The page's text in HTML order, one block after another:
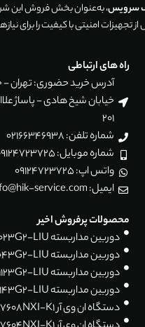
سرویس، به‌عنوان بخش فروش این
تجهیزات امنیتی با کیفیت را برای
راه های ارتباطی
آدرس خرید حضوری: تهران -
201
شماره تلفن: 02166346938
شماره موبایل: 09124723725
واتس اپ: 09124723725
ایمیل: info@hik-service.com
محصولات پرفروش اخیر
دوربین مداربسته DS-2CD1023G2-LIU
دوربین مداربسته DS-2CD1043G2-LIU
دوربین مداربسته DS-2CD1123G2-LIU
دوربین مداربسته DS-2CD1143G2-LIU
دستگاه ان وی آر DS-7608NXI-K1